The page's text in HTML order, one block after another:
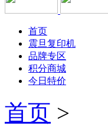
首页
震旦复印机
品牌专区
积分商城
今日特价
首页 >